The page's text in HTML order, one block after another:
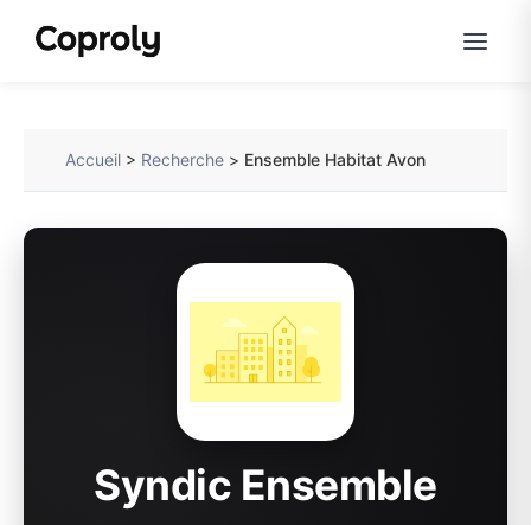
Accueil > Recherche > Ensemble Habitat Avon
Syndic Ensemble